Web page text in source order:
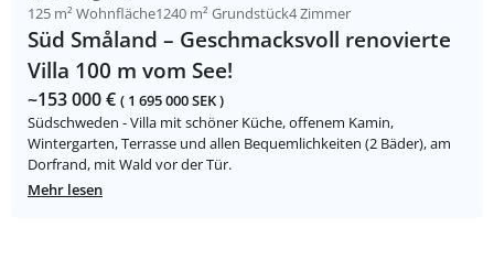
125 m² Wohnfläche1240 m² Grundstück4 Zimmer
Süd Småland – Geschmacksvoll renovierte
Villa 100 m vom See!
~153 000 € ( 1 695 000 SEK )
Südschweden - Villa mit schöner Küche, offenem Kamin,
Wintergarten, Terrasse und allen Bequemlichkeiten (2 Bäder), am
Dorfrand, mit Wald vor der Tür.
Mehr lesen